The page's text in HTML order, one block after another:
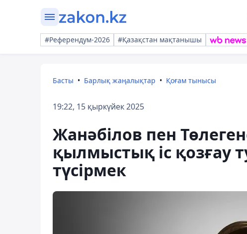
#Референдум-2026 #Қазақстан мақтанышы
Басты Барлық жаңалықтар Қоғам тынысы
19:22, 15 қыркүйек 2025
Жанәбілов пен
қылмыстық іс қозғау
түсірмек